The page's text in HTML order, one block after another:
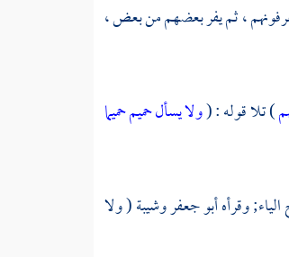
، ثم يفر بعضهم من بعض ،
) تلا قوله : (ولا يسأل حميم حميما
الياء; وقرأهأبو جعفروشيبة( ولا